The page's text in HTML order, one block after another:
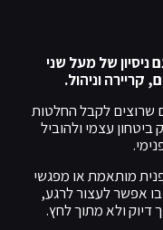
ניסיון של מעל שני
קריירה וניהול.
שרוצים לקבל החלטות
עצמי ולהוביל
מותאמת או מפגשי
אפשר לעצור לרגע,
ולא מתוך לחץ.